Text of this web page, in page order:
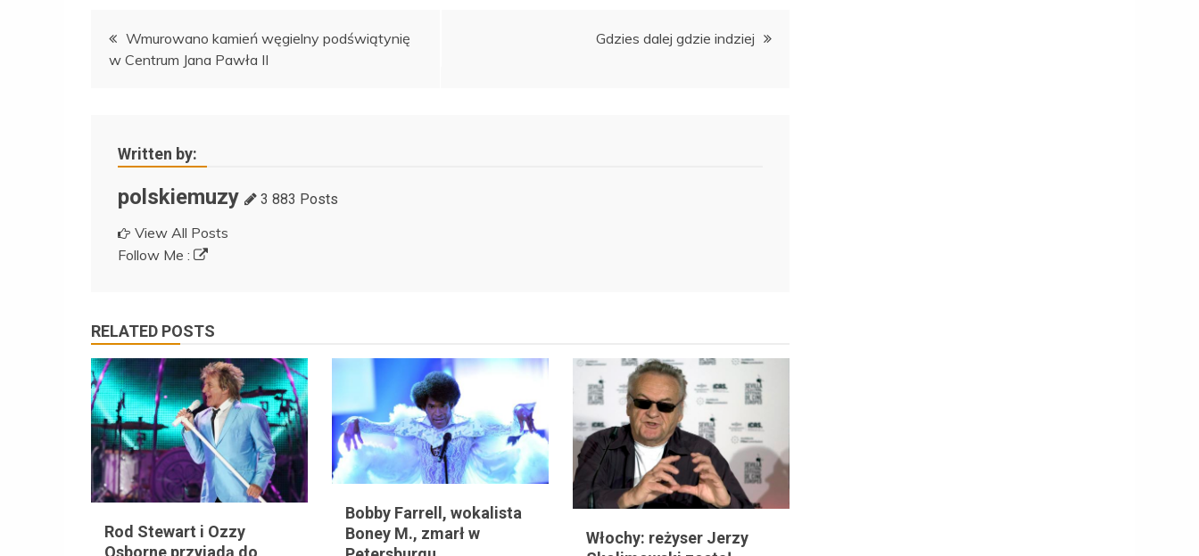
Nawigacja
wpisu
Wmurowano kamień węgielny podświątynię
w Centrum Jana Pawła II
Gdzies dalej gdzie indziej
Written by:
polskiemuzy 3 883 Posts
View All Posts
Follow Me :
RELATED POSTS
Rod Stewart i Ozzy
Osborne przyjadą do
Bobby Farrell, wokalista
Boney M., zmarł w
Włochy: reżyser Jerzy